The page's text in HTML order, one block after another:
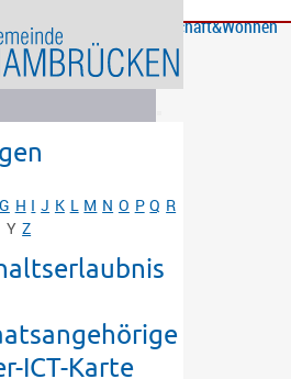
Bildung
und
Soziales
Rathaus
und
Politik
Wirtschaft&Wohnen
G H I J K L M N O P Q R
Y Z
ICT-Karte